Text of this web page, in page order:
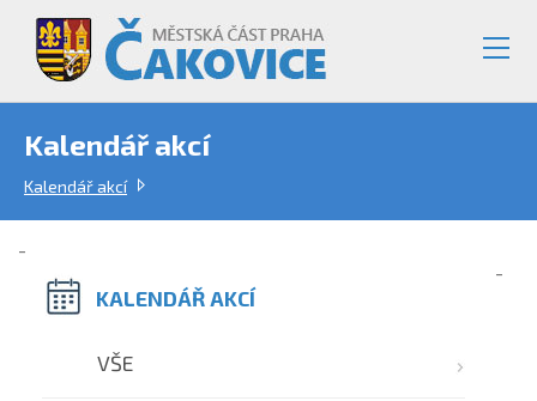
Kalendář akcí
Kalendář akcí
-
KALENDÁŘ AKCÍ
VŠE
-